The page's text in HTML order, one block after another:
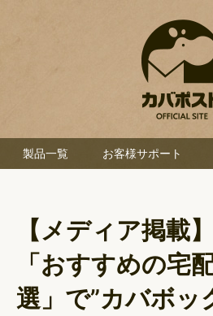
製品一覧 お客様サポート
【メディア掲載
「おすすめの宅
選」で”カバボッ